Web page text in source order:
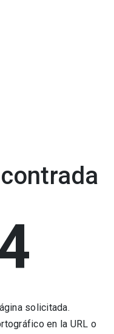
solicitada.
en la URL o